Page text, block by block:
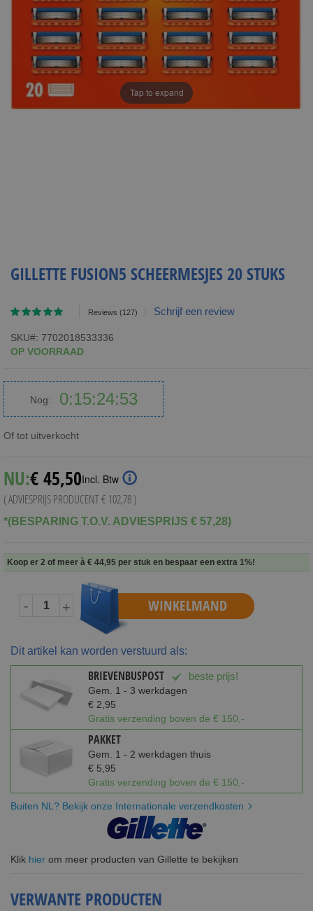
Tap to expand
GILLETTE FUSION5 SCHEERMESJES 20 STUKS
Waardering:
Reviews (127) Schrijf een review
SKU
7702018533336
OP VOORRAAD
Nog:
0
Dagen
15
Uren
24
Minuten
52
Seconden
Of tot uitverkocht
NU:€ 45,50Incl. Btw
( ADVIESPRIJS PRODUCENT€ 102,78)
*(BESPARING T.O.V. ADVIESPRIJS € 57,28)
Koop er 2 of meer à € 44,95 per stuk en bespaar een extra 1%!
- + WINKELMAND
Dit artikel kan worden verstuurd als:
BRIEVENBUSPOST beste prijs!
Gem. 1 - 3 werkdagen
€ 2,95
Gratis verzending boven de € 150,-
PAKKET
Gem. 1 - 2 werkdagen thuis
€ 5,95
Gratis verzending boven de € 150,-
Buiten NL? Bekijk onze Internationale verzendkosten
Klik hier om meer producten van Gillette te bekijken
VERWANTE PRODUCTEN